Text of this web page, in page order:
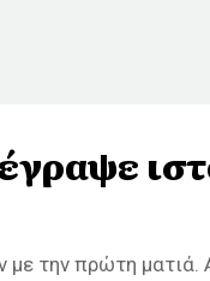
με την πρώτη